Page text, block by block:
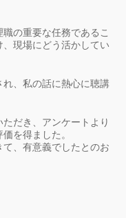
の重要な任務であるこ
現場にどう活かしてい
、私の話に熱心に聴講
だき、アンケートより
を得ました。
、有意義でしたとのお